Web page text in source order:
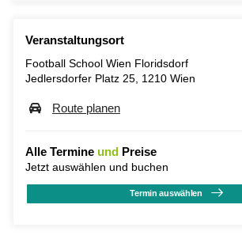
Veranstaltungsort
Football School Wien Floridsdorf
Jedlersdorfer Platz 25, 1210 Wien
Route planen
Alle Termine und Preise
Jetzt auswählen und buchen
Termin auswählen